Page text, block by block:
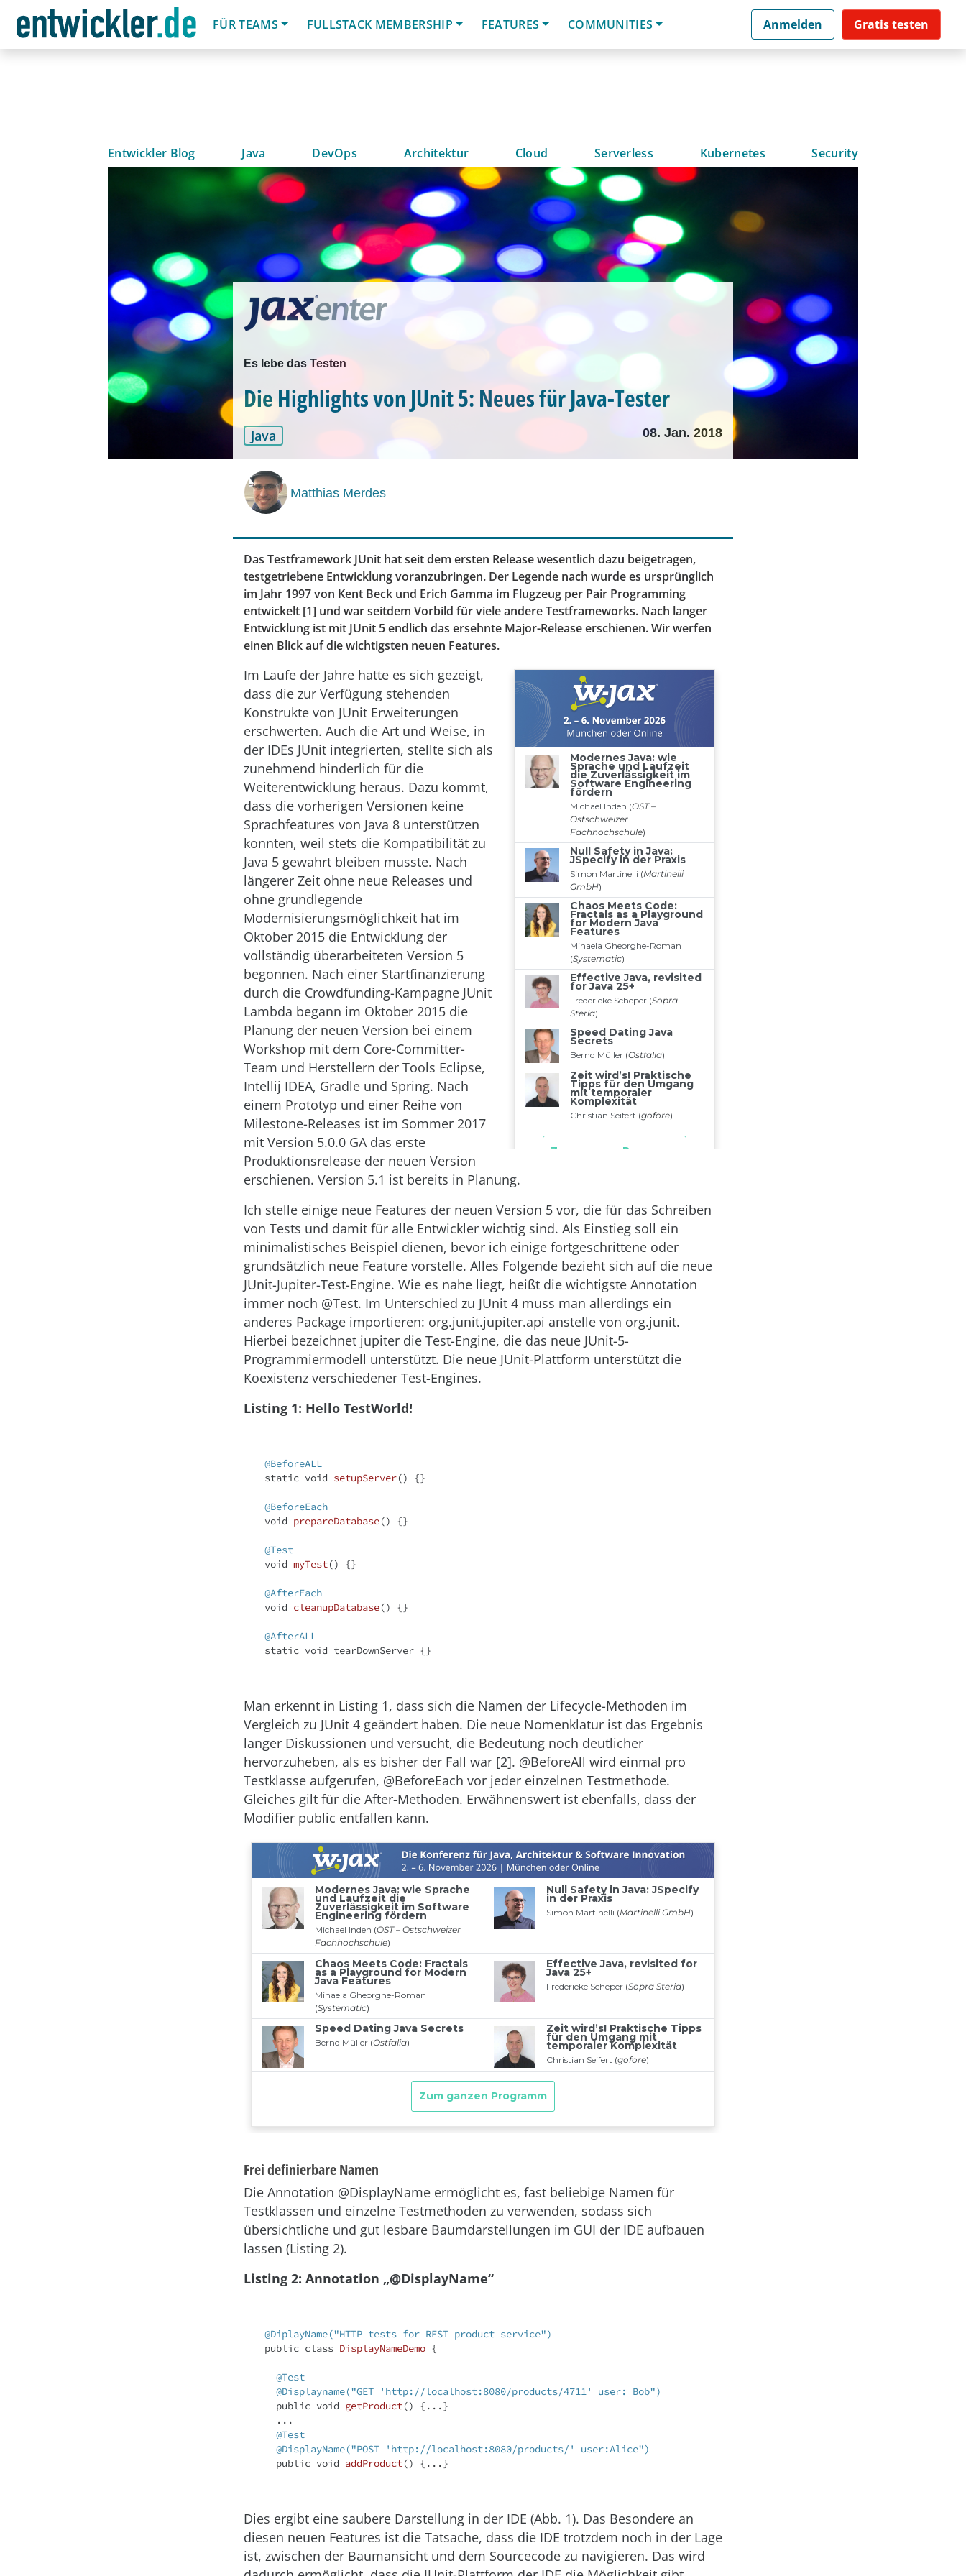
FÜR TEAMS
FULLSTACK MEMBERSHIP FEATURES COMMUNITIES Anmelden Gratis testen
Entwickler Blog Java DevOps Architektur Cloud Serverless Kubernetes Security
Es lebe das Testen
Die Highlights von JUnit 5: Neues für Java-Tester
Java 08. Jan. 2018
Matthias Merdes
Das Testframework JUnit hat seit dem ersten Release wesentlich dazu beigetragen,
testgetriebene Entwicklung voranzubringen. Der Legende nach wurde es ursprünglich
im Jahr 1997 von Kent Beck und Erich Gamma im Flugzeug per Pair Programming
entwickelt [1] und war seitdem Vorbild für viele andere Testframeworks. Nach langer
Entwicklung ist mit JUnit 5 endlich das ersehnte Major-Release erschienen. Wir werfen
einen Blick auf die wichtigsten neuen Features.
Im Laufe der Jahre hatte es sich gezeigt,
dass die zur Verfügung stehenden
Konstrukte von JUnit Erweiterungen
erschwerten. Auch die Art und Weise, in
der IDEs JUnit integrierten, stellte sich als
zunehmend hinderlich für die
Weiterentwicklung heraus. Dazu kommt,
dass die vorherigen Versionen keine
Sprachfeatures von Java 8 unterstützen
konnten, weil stets die Kompatibilität zu
Java 5 gewahrt bleiben musste. Nach
längerer Zeit ohne neue Releases und
ohne grundlegende
Modernisierungsmöglichkeit hat im
Oktober 2015 die Entwicklung der
vollständig überarbeiteten Version 5
begonnen. Nach einer Startfinanzierung
durch die Crowdfunding-Kampagne JUnit
Lambda begann im Oktober 2015 die
Planung der neuen Version bei einem
Workshop mit dem Core-Committer-
Team und Herstellern der Tools Eclipse,
Intellij IDEA, Gradle und Spring. Nach
einem Prototyp und einer Reihe von
Milestone-Releases ist im Sommer 2017
mit Version 5.0.0 GA das erste
Produktionsrelease der neuen Version
erschienen. Version 5.1 ist bereits in Planung.
Ich stelle einige neue Features der neuen Version 5 vor, die für das Schreiben
von Tests und damit für alle Entwickler wichtig sind. Als Einstieg soll ein
minimalistisches Beispiel dienen, bevor ich einige fortgeschrittene oder
grundsätzlich neue Feature vorstelle. Alles Folgende bezieht sich auf die neue
JUnit-Jupiter-Test-Engine. Wie es nahe liegt, heißt die wichtigste Annotation
immer noch @Test. Im Unterschied zu JUnit 4 muss man allerdings ein
anderes Package importieren: org.junit.jupiter.api anstelle von org.junit.
Hierbei bezeichnet jupiter die Test-Engine, die das neue JUnit-5-
Programmiermodell unterstützt. Die neue JUnit-Plattform unterstützt die
Koexistenz verschiedener Test-Engines.
Listing 1: Hello TestWorld!
@BeforeALL
static void setupServer() {}
@BeforeEach
void prepareDatabase() {}
@Test
void myTest() {}
@AfterEach
void cleanupDatabase() {}
@AfterALL
static void tearDownServer {}
Man erkennt in Listing 1, dass sich die Namen der Lifecycle-Methoden im
Vergleich zu JUnit 4 geändert haben. Die neue Nomenklatur ist das Ergebnis
langer Diskussionen und versucht, die Bedeutung noch deutlicher
hervorzuheben, als es bisher der Fall war [2]. @BeforeAll wird einmal pro
Testklasse aufgerufen, @BeforeEach vor jeder einzelnen Testmethode.
Gleiches gilt für die After-Methoden. Erwähnenswert ist ebenfalls, dass der
Modifier public entfallen kann.
Frei definierbare Namen
Die Annotation @DisplayName ermöglicht es, fast beliebige Namen für
Testklassen und einzelne Testmethoden zu verwenden, sodass sich
übersichtliche und gut lesbare Baumdarstellungen im GUI der IDE aufbauen
lassen (Listing 2).
Listing 2: Annotation „@DisplayName“
@DiplayName("HTTP tests for REST product service")
public class DisplayNameDemo {
@Test
@Displayname("GET 'http://localhost:8080/products/4711' user: Bob")
public void getProduct()
{...}
@Test
@DisplayName("POST 'http://localhost:8080/products/' user:Alice")
public void addProduct() {...}
Dies ergibt eine saubere Darstellung in der IDE (Abb. 1). Das Besondere an
diesen neuen Features ist die Tatsache, dass die IDE trotzdem noch in der Lage
ist, zwischen der Baumansicht und dem Sourcecode zu navigieren. Das wird